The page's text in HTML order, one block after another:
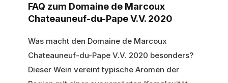
FAQ zum Domaine de Marcoux
Chateauneuf-du-Pape V.V. 2020
Was macht den Domaine de Marcoux
Chateauneuf-du-Pape V.V. 2020 besonders?
Dieser Wein vereint typische Aromen der